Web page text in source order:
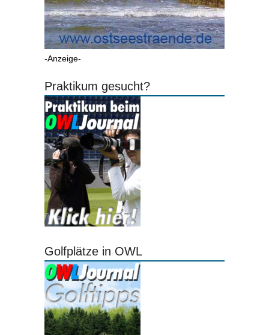
-Anzeige-
Praktikum gesucht?
Golfplätze in OWL